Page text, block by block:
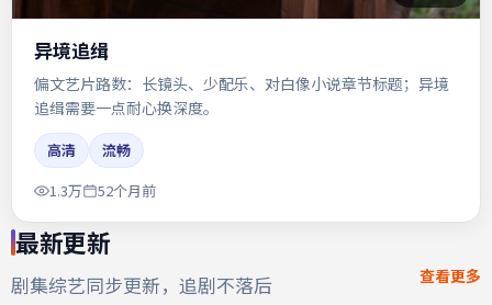
异境追缉
偏文艺片路数：长镜头、少配乐、对白像小说章节标题；异境
追缉需要一点耐心换深度。
高清
流畅
1.3万
52个月前
最新更新
剧集综艺同步更新，追剧不落后 查看更多